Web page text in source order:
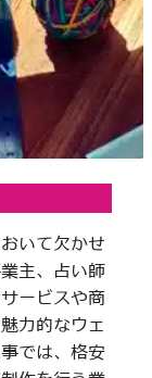
いて欠かせ
主、占い師
ービスや商
力的なウェ
では、格安